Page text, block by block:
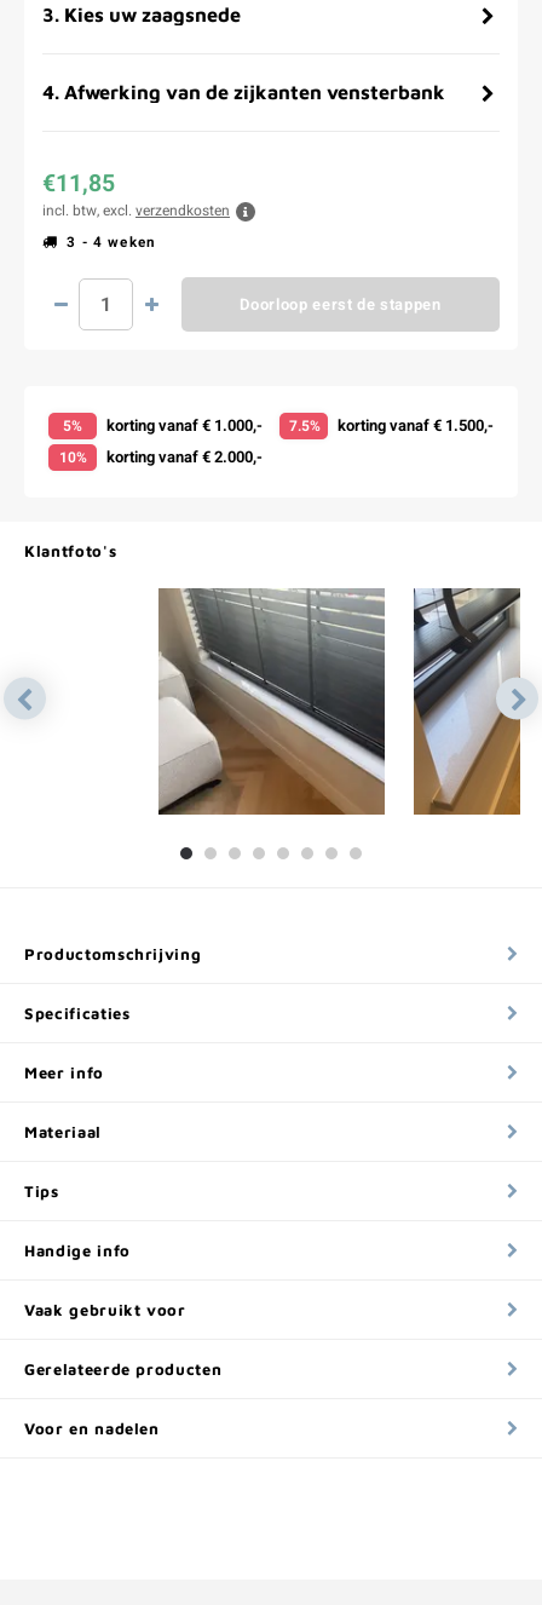
3. Kies uw zaagsnede
4. Afwerking van de zijkanten vensterbank
€11,85
incl. btw, excl. verzendkosten
3 - 4 weken
Doorloop eerst de stappen
5% korting vanaf € 1.000,- 7.5% korting vanaf € 1.500,-
10% korting vanaf € 2.000,-
Klantfoto's
Productomschrijving
Specificaties
Meer info
Materiaal
Tips
Handige info
Vaak gebruikt voor
Gerelateerde producten
Voor en nadelen